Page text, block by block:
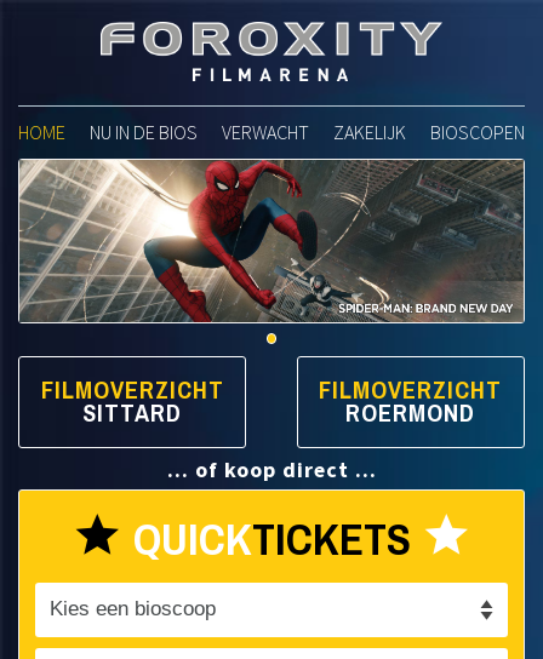
Foroxity Filmarena
HOME NU IN DE BIOS VERWACHT ZAKELIJK BIOSCOPEN
FILMOVERZICHT
SITTARD FILMOVERZICHT
ROERMOND
... of koop direct ...
star QUICKTICKETS star